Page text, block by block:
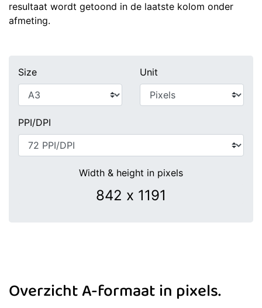
resultaat wordt getoond in de laatste kolom onder
afmeting.
Size Unit
PPI/DPI
Width & height in pixels
Overzicht A-formaat in pixels.